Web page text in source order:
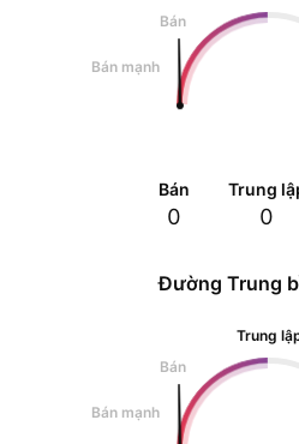
Bán
Bán mạnh
Bán
0
Trung
0
Đường Trung
Trung
Bán
Bán mạnh